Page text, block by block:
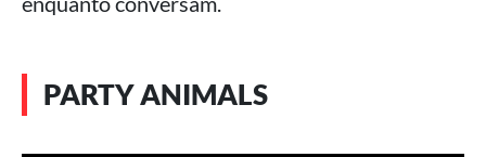
PARTY ANIMALS